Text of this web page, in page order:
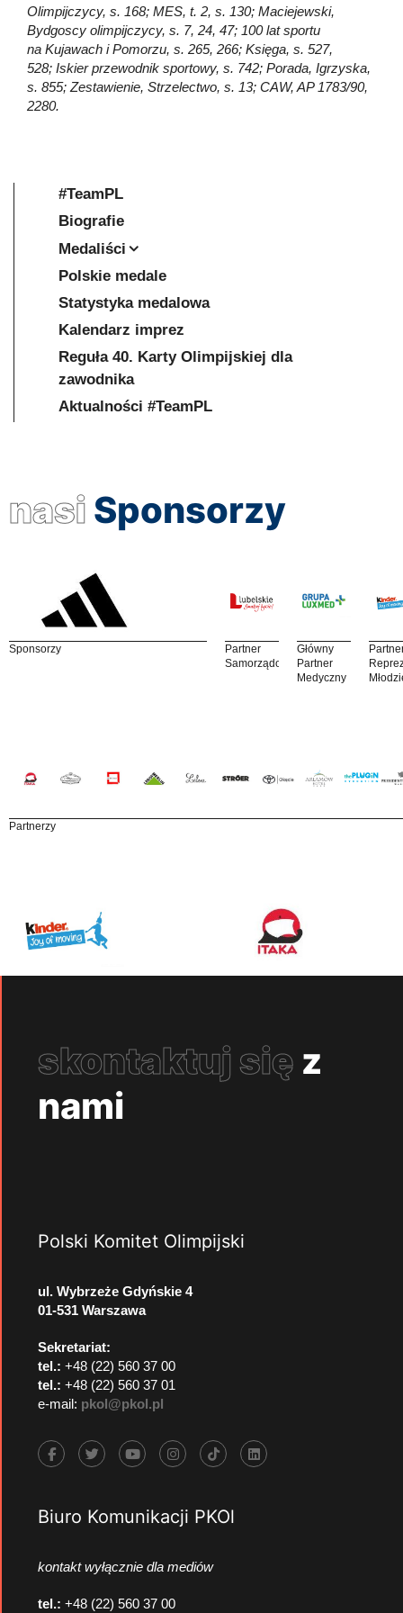
Olimpijczycy, s. 168; MES, t. 2, s. 130; Maciejewski,
Bydgoscy olimpijczycy, s. 7, 24, 47; 100 lat sportu
na Kujawach i Pomorzu, s. 265, 266; Księga, s. 527,
528; Iskier przewodnik sportowy, s. 742; Porada, Igrzyska,
s. 855; Zestawienie, Strzelectwo, s. 13; CAW, AP 1783/90,
2280.
#TeamPL
Biografie
Medaliści
Polskie medale
Statystyka medalowa
Kalendarz imprez
Reguła 40. Karty Olimpijskiej dla
zawodnika
Aktualności #TeamPL
nasi Sponsorzy
Sponsorzy
Partner
Samorządowy
Główny
Partner
Medyczny
Partnerzy
skontaktuj się z
nami
Polski Komitet Olimpijski
ul. Wybrzeże Gdyńskie 4
01-531 Warszawa
Sekretariat:
tel.: +48 (22) 560 37 00
tel.: +48 (22) 560 37 01
e-mail: pkol@pkol.pl
Biuro Komunikacji PKOl
kontakt wyłącznie dla mediów
tel.: +48 (22) 560 37 00